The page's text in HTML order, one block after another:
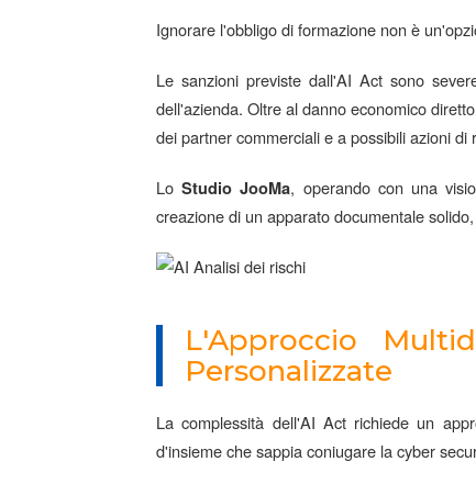
Ignorare l'obbligo di formazione non è
Le sanzioni previste dall'AI Act sono
dell'azienda. Oltre al danno economico
dei partner commerciali e a possibili azioni
LoStudio JooMa, operando con una
creazione di un apparato documentale
L'Approccio
Personalizzate
La complessità dell'AI Act richiede un
d'insieme che sappia coniugare la cyber